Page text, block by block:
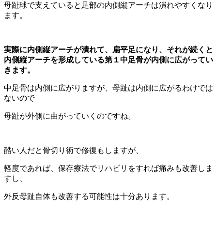
母趾球で支えていると足部の内側縦アーチは潰れやすくなり
ます。
実際に内側縦アーチが潰れて、扁平足になり、それが続くと
内側縦アーチを形成している第１中足骨が内側に広がってい
きます。
中足骨は内側に広がりますが、母趾は内側に広がるわけでは
ないので
母趾が外側に曲がっていくのですね。
酷い人だと骨切り術で修復もしますが、
軽度であれば、保存療法でリハビリをすれば痛みも改善しま
すし、
外反母趾自体も改善する可能性は十分あります。